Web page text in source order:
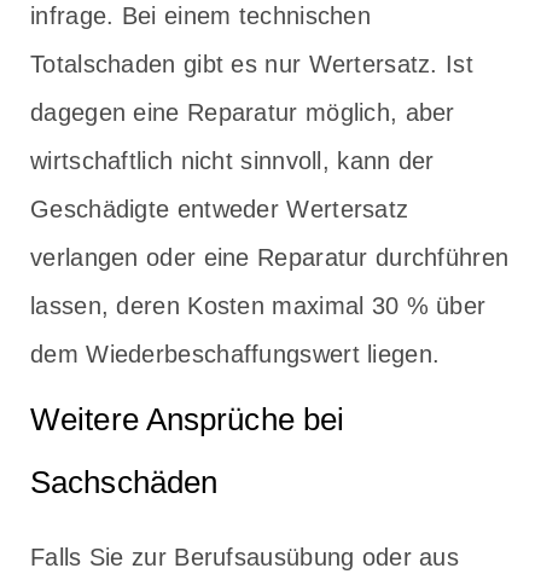
infrage. Bei einem technischen
Totalschaden gibt es nur Wertersatz. Ist
dagegen eine Reparatur möglich, aber
wirtschaftlich nicht sinnvoll, kann der
Geschädigte entweder Wertersatz
verlangen oder eine Reparatur durchführen
lassen, deren Kosten maximal 30 % über
dem Wiederbeschaffungswert liegen.
Weitere Ansprüche bei
Sachschäden
Falls Sie zur Berufsausübung oder aus